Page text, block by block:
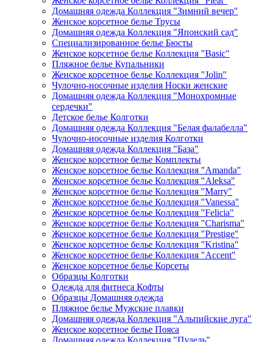
Домашняя одежда Коллекция "Зимний вечер"
Женское корсетное белье Трусы
Домашняя одежда Коллекция "Японский сад"
Специализированное белье Бюсты
Женское корсетное белье Коллекция "Basic"
Пляжное белье Купальники
Женское корсетное белье Коллекция "Jolin"
Чулочно-носочные изделия Носки женские
Домашняя одежда Коллекция "Монохромные
сердечки"
Детское белье Колготки
Домашняя одежда Коллекция "Белая фалабелла"
Чулочно-носочные изделия Колготки
Домашняя одежда Коллекция "База"
Женское корсетное белье Комплекты
Женское корсетное белье Коллекция "Amanda"
Женское корсетное белье Коллекция "Aleksa"
Женское корсетное белье Коллекция "Marry"
Женское корсетное белье Коллекция "Vanessa"
Женское корсетное белье Коллекция "Felicia"
Женское корсетное белье Коллекция "Charisma"
Женское корсетное белье Коллекция "Prestige"
Женское корсетное белье Коллекция "Kristina"
Женское корсетное белье Коллекция "Accent"
Женское корсетное белье Корсеты
Образцы Колготки
Одежда для фитнеса Кофты
Образцы Домашняя одежда
Пляжное белье Мужские плавки
Домашняя одежда Коллекция "Альпийские луга"
Женское корсетное белье Пояса
Домашняя одежда Коллекция "Пудель"